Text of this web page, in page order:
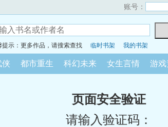
账号：
提示：更多作品，请搜索查找 临时书架 我的书架
侠 都市重生 科幻未来 女生言情 游戏
页面安全验证
请输入验证码：